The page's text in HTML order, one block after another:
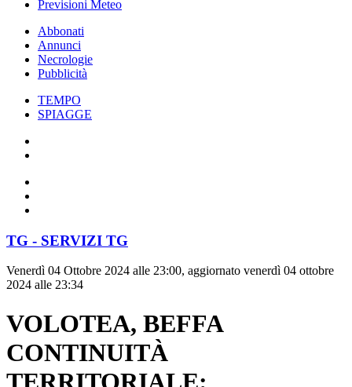
Previsioni Meteo
Abbonati
Annunci
Necrologie
Pubblicità
TEMPO
SPIAGGE
TG - SERVIZI TG
Venerdì 04 Ottobre 2024 alle 23:00, aggiornato venerdì 04 ottobre
2024 alle 23:34
VOLOTEA, BEFFA
CONTINUITÀ